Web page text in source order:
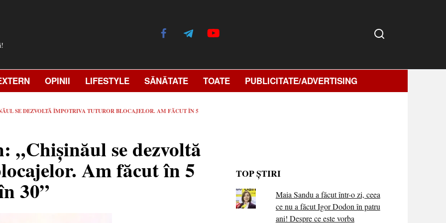
OPINII LIFESTYLE SĂNĂTATE TOATE PUBLICITATE/ADVERTISING
SE DEZVOLTĂ ÎMPOTRIVA TUTUROR BLOCAJELOR. AM FĂCUT ÎN 5
„Chișinăul se dezvoltă
Am făcut în 5
30”
TOP ȘTIRI
Maia Sandu a făcut într-o zi, ceea
ce nu a făcut Igor Dodon în patru
ani! Despre ce este vorba